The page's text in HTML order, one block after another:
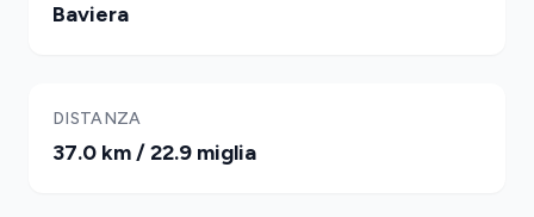
Baviera
DISTANZA
37.0 km / 22.9 miglia